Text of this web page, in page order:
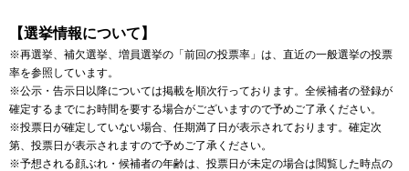
【選挙情報について】
※再選挙、補欠選挙、増員選挙の「前回の投票率」は、直近の一般選挙の投票
率を参照しています。
※公示・告示日以降については掲載を順次行っております。全候補者の登録が
確定するまでにお時間を要する場合がございますので予めご了承ください。
※投票日が確定していない場合、任期満了日が表示されております。確定次
第、投票日が表示されますので予めご了承ください。
※予想される顔ぶれ・候補者の年齢は、投票日が未定の場合は閲覧した時点の